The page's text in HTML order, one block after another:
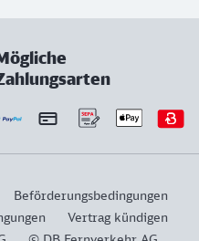
Beförderungsbedingungen
Vertrag kündigen